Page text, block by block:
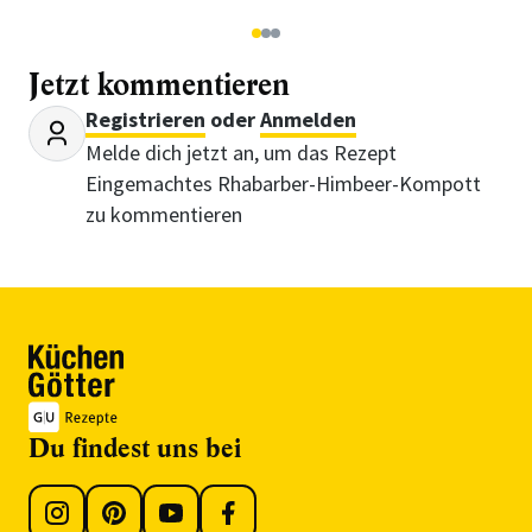
123
Jetzt kommentieren
Registrieren oderAnmelden
Melde dich jetzt an, um das Rezept
Eingemachtes Rhabarber-Himbeer-Kompott
zu kommentieren
Du findest uns bei